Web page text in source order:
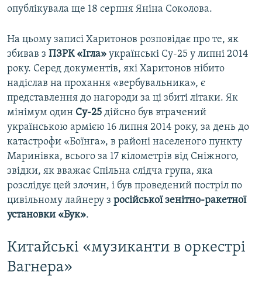
опублікувала ще 18 серпня Яніна Соколова.
На цьому записі Харитонов розповідає про те, як
збивав з ПЗРК «Ігла» українські Су-25 у липні 2014
року. Серед документів, які Харитонов нібито
надіслав на прохання «вербувальника», є
представлення до нагороди за ці збиті літаки. Як
мінімум один Су-25 дійсно був втрачений
українською армією 16 липня 2014 року, за день до
катастрофи «Боїнга», в районі населеного пункту
Маринівка, всього за 17 кілометрів від Сніжного,
звідки, як вважає Спільна слідча група, яка
розслідує цей злочин, і був проведений постріл по
цивільному лайнеру з російської зенітно-ракетної
установки «Бук».
Китайські «музиканти в оркестрі
Вагнера»